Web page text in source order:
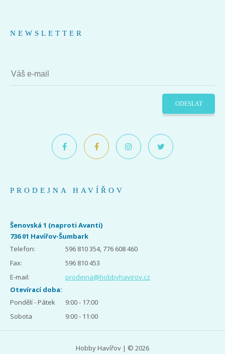
NEWSLETTER
ODESLAT
PRODEJNA HAVÍŘOV
Šenovská 1 (naproti Avanti)
736 01 Havířov-Šumbark
Telefon:
596 810 354, 776 608 460
Fax:
596 810 453
E-mail:
prodejna@hobbyhavirov.cz
Otevírací doba:
Pondělí - Pátek
9:00 - 17:00
Sobota
9:00 - 11:00
Hobby Havířov | © 2026